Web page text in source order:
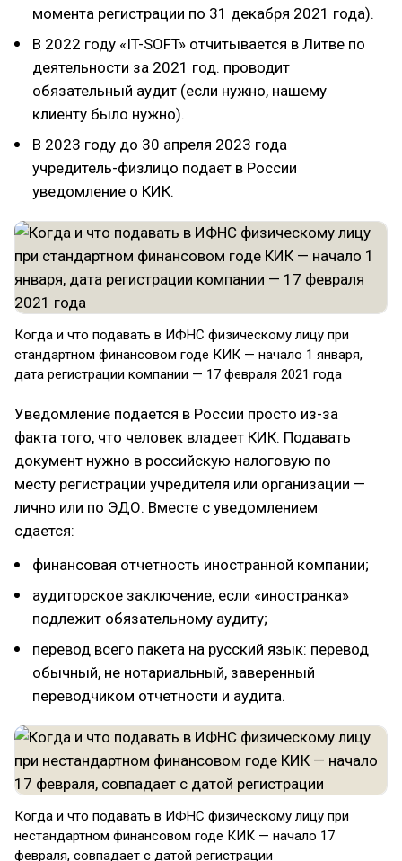
момента регистрации по 31 декабря 2021 года).
В 2022 году «IT-SOFT» отчитывается в Литве по
деятельности за 2021 год. проводит
обязательный аудит (если нужно, нашему
клиенту было нужно).
В 2023 году до 30 апреля 2023 года
учредитель-физлицо подает в России
уведомление о КИК.
Когда и что подавать в ИФНС физическому лицу при
стандартном финансовом годе КИК — начало 1 января,
дата регистрации компании — 17 февраля 2021 года
Уведомление подается в России просто из-за
факта того, что человек владеет КИК. Подавать
документ нужно в российскую налоговую по
месту регистрации учредителя или организации —
лично или по ЭДО. Вместе с уведомлением
сдается:
финансовая отчетность иностранной компании;
аудиторское заключение, если «иностранка»
подлежит обязательному аудиту;
перевод всего пакета на русский язык: перевод
обычный, не нотариальный, заверенный
переводчиком отчетности и аудита.
Когда и что подавать в ИФНС физическому лицу при
нестандартном финансовом годе КИК — начало 17
февраля, совпадает с датой регистрации